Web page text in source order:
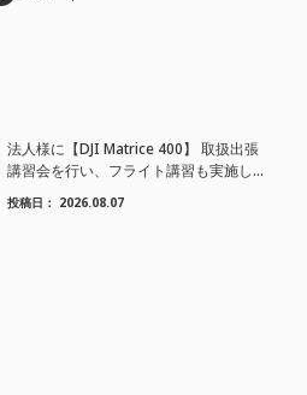
法人様に【DJI Matrice 400】 取扱出張
講習会を行い、フライト講習も実施しま
した。
投稿日： 2026.08.07